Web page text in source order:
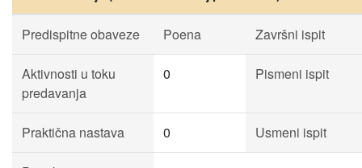
Predispitne obaveze Poena Završni ispit
Aktivnosti u toku
predavanja
0 Pismeni ispit
Praktična nastava 0 Usmeni ispit